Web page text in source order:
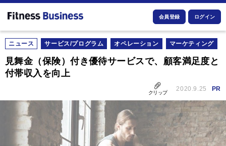
会員登録 ログイン
ニュース サービス/プログラム オペレーション マーケティング
見舞金（保険）付き優待サービスで、顧客満足度と
付帯収入を向上
クリップ
2020.9.25 PR